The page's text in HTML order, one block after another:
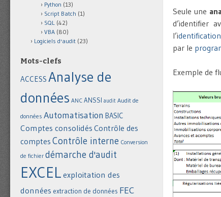
Seule une
d’identifier
l’i
par le
Exemple de
Python (13)
Script Batch (1)
SQL (42)
VBA (80)
Logiciels d'audit (23)
Mots-clefs
ACCESS Analyse de
données ANC ANSSI audit Audit de
données Automatisation BASIC
Comptes consolidés Contrôle des
comptes Contrôle interne Conversion
de fichier démarche d'audit
EXCEL exploitation des
données extraction de données FEC